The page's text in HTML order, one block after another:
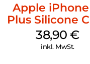
Apple iPhone
Plus Silicone
MagSafe
38,90€
inkl. MwSt.